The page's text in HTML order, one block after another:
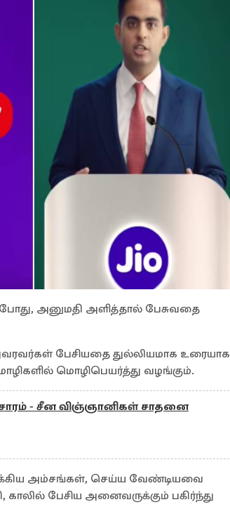
அனுமதி அளித்தால் பேசுவதை
பேசியதை துல்லியமாக உரையாக
மொழிபெயர்த்து வழங்கும்.
- சீன விஞ்ஞானிகள் சாதனை
அம்சங்கள், செய்ய வேண்டியவை
பேசிய அனைவருக்கும் பகிர்ந்து